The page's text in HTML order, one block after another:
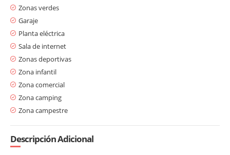
Zonas verdes
Garaje
Planta eléctrica
Sala de internet
Zonas deportivas
Zona infantil
Zona comercial
Zona camping
Zona campestre
Descripción Adicional